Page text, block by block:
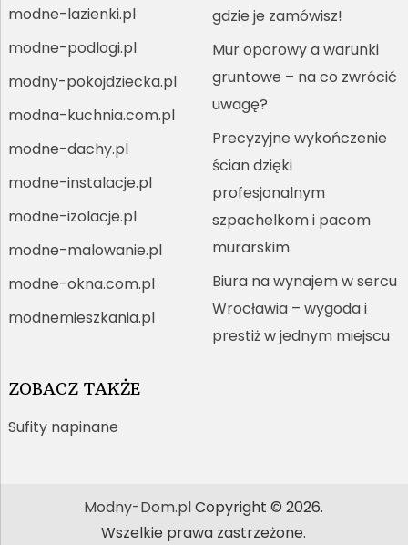
modne-lazienki.pl
modne-podlogi.pl
modny-pokojdziecka.pl
modna-kuchnia.com.pl
modne-dachy.pl
modne-instalacje.pl
modne-izolacje.pl
modne-malowanie.pl
modne-okna.com.pl
modnemieszkania.pl
gdzie je zamówisz!
Mur oporowy a warunki
gruntowe – na co zwrócić
uwagę?
Precyzyjne wykończenie
ścian dzięki
profesjonalnym
szpachelkom i pacom
murarskim
Biura na wynajem w sercu
Wrocławia – wygoda i
prestiż w jednym miejscu
ZOBACZ TAKŻE
Sufity napinane
Modny-Dom.plCopyright © 2026.
Wszelkie prawa zastrzeżone.